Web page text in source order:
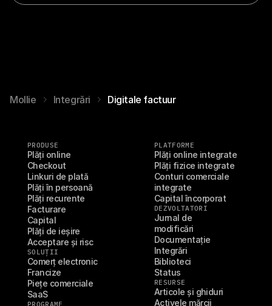
Mollie Integrări Digitale factuur
PRODUSE
Plăți online
Checkout
Linkuri de plată
Plăți în persoană
Plăți recurente
Facturare
Capital
Plăți de ieșire
Acceptare și risc
SOLUȚII
Comerț electronic
Francize
Piețe comerciale
SaaS
PROGRAME
PLATFORME
Plăți online integrate
Plăți fizice integrate
Conturi comerciale
integrate
Capital încorporat
DEZVOLTATORI
Jurnal de
modificări
Documentație
Integrări
Biblioteci
Status
RESURSE
Articole și ghiduri
Activele mărcii